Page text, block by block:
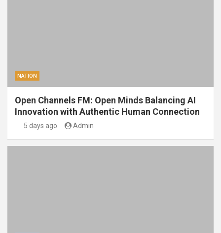
NATION
Open Channels FM: Open Minds Balancing AI
Innovation with Authentic Human Connection
5 days ago Admin